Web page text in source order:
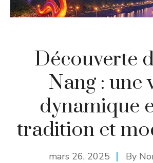
Découverte
Nang : une
dynamique
tradition et
mars 26, 2025 By